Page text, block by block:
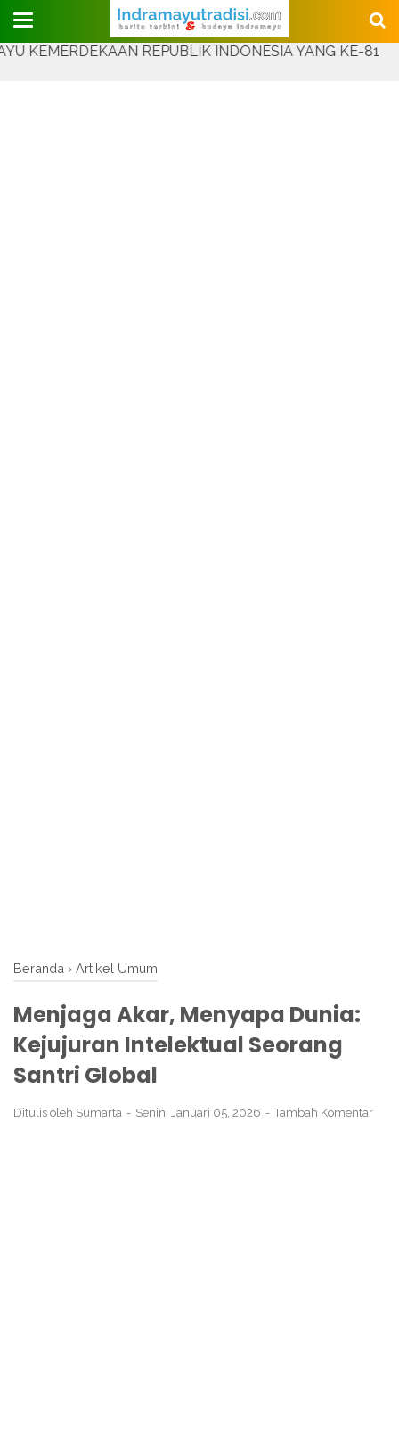
Judul Website
REPUBLIK INDONESIA YANG KE-81
Beranda › Artikel Umum
Menjaga Akar, Menyapa Dunia:
Kejujuran Intelektual Seorang
Santri Global
Ditulis oleh Sumarta Senin, Januari 05, 2026 Tambah Komentar